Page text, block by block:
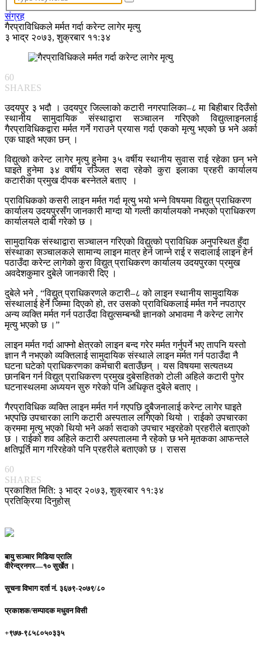
संग्रह
गैरप्राविधिकले मर्मत गर्दा करेन्ट लागेर मृत्यु
३ भाद्र २०७३, शुक्रबार ११:३४
60
SHARES
उदयपुर ३ भदौ । उदयपुर जिल्लाको कटारी नगरपालिका–८ मा बिहीबार दिउँसो
स्थानीय सामुदायिक संस्थाद्वारा सञ्चालन गरिएको विद्युत्लाइनलाई
गैरप्राविधिकद्वारा मर्मत गर्ने गराउने प्रयास गर्दा एकको मृत्यु भएको छ भने अर्का
एक घाइते भएका छन् ।
विद्युत्को करेन्ट लागेर मृत्यु हुनेमा ३५ वर्षीय स्थानीय सुवास राई रहेका छन् भने
घाइते हुनेमा ३४ वर्षीय रञ्जित सदा रहेको कुरा इलाका प्रहरी कार्यालय
कटारीका प्रमुख दीपक बस्नेतले बताए ।
प्राविधिकको कसरी लाइन मर्मत गर्दा मृत्यु भयो भन्ने विषयमा विद्युत् प्राधिकरण
कार्यालय उदयपुरसँग जानकारी माग्दा यो गल्ती कार्यालयको नभएको प्राधिकरण
कार्यालयले दाबी गरेको छ ।
सामुदायिक संस्थाद्वारा सञ्चालन गरिएको विद्युत्को प्राविधिक अनुपस्थित हुँदा
संस्थाका सञ्चालकले सामान्य लाइन मात्र हेर्न जान्ने राई र सदालाई लाइन हेर्न
पठाउँदा करेन्ट लागेको कुरा विद्युत् प्राधिकरण कार्यालय उदयपुरका प्रमुख
अवदेशकुमार दुबेले जानकारी दिए ।
दुबेले भने , “विद्युत् प्राधिकरणले कटारी–८ को लाइन स्थानीय सामुदायिक
संस्थालाई हेर्ने जिम्मा दिएको हो, तर उसको प्राविधिकलाई मर्मत गर्न नपठाएर
अन्य व्यक्ति मर्मत गर्न पठाउँदा विद्युत्सम्बन्धी ज्ञानको अभावमा नै करेन्ट लागेर
मृत्यु भएको छ ।”
लाइन मर्मत गर्दा आफ्नो क्षेत्रको लाइन बन्द गरेर मर्मत गर्नुपर्ने भए तापनि यस्तो
ज्ञान नै नभएको व्यक्तिलाई सामुदायिक संस्थाले लाइन मर्मत गर्न पठाउँदा नै
घटना घटेको प्राधिकरणका कर्मचारी बताउँछन् । यस विषयमा सत्यतथ्य
छानबिन गर्न विद्युत् प्राधिकरण प्रमुख दुबेसहितको टोली अहिले कटारी पुगेर
घटनास्थलमा अध्ययन सुरु गरेको पनि अधिकृत दुबेले बताए ।
गैरप्राविधिक व्यक्ति लाइन मर्मत गर्न गएपछि दुबैजनालाई करेन्ट लागेर घाइते
भएपछि उपचारका लागि कटारी अस्पताल लगिएको थियो । राईको उपचारका
क्रममा मृत्यु भएको थियो भने अर्का सदाको उपचार भइरहेको प्रहरीले बताएको
छ । राईको शव अहिले कटारी अस्पतालमा नै रहेको छ भने मृतकका आफन्तले
क्षतिपूर्ति माग गरिरहेको पनि प्रहरीले बताएको छ । रासस
60
SHARES
प्रकाशित मिति: ३ भाद्र २०७३, शुक्रबार ११:३४
प्रतिक्रिया दिनुहोस्
बायु सञ्चार मिडिया प्रालि
वीरेन्द्रनगर—१० सुर्खेत ।
सूचना विभाग दर्ता नं. ३६७९-२०७९/८०
प्रकाशक/सम्पादकमधुवन विसी
+९७७-९८५८०५०३३५